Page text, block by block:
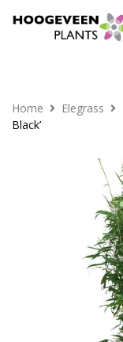
Home Elegrass
Black’